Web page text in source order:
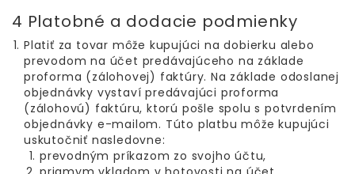
4 Platobné a dodacie podmienky
Platiť za tovar môže kupujúci na dobierku alebo
prevodom na účet predávajúceho na základe
proforma (zálohovej) faktúry. Na základe odoslanej
objednávky vystaví predávajúci proforma
(zálohovú) faktúru, ktorú pošle spolu s potvrdením
objednávky e-mailom. Túto platbu môže kupujúci
uskutočniť nasledovne:
prevodným príkazom zo svojho účtu,